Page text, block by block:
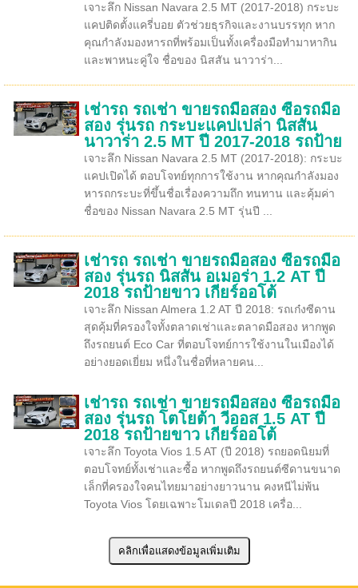
เจาะลึก Nissan Navara 2.5 MT (2017-2018) กระบะ
แคปติดตั้งแครี่บอย ตัวช่วยธุรกิจและงานบรรทุก หาก
คุณกำลังมองหารถที่พร้อมเป็นทั้งเครื่องมือทำมาหากิน
และพาหนะคู่ใจ ชื่อของ นิสสัน นาวาร่า...
เช่ารถ รถเช่า ขายรถมือสอง ซื้อรถมือ
สอง รุ่นรถ กระบะแคปเปล่า นิสสัน
นาวาร่า 2.5 MT ปี 2017-2018 รถป้าย
เจาะลึก Nissan Navara 2.5 MT (2017-2018): กระบะ
แคปเปิดได้ ตอบโจทย์ทุกการใช้งาน หากคุณกำลังมอง
หารถกระบะที่ขึ้นชื่อเรื่องความถึก ทนทาน และคุ้มค่า
ชื่อของ Nissan Navara 2.5 MT รุ่นปี ...
เช่ารถ รถเช่า ขายรถมือสอง ซื้อรถมือ
สอง รุ่นรถ นิสสัน อเมอร่า 1.2 AT ปี
2018 รถป้ายขาว เกียร์ออโต้
เจาะลึก Nissan Almera 1.2 AT ปี 2018: รถเก๋งซีดาน
สุดคุ้มที่ครองใจทั้งตลาดเช่าและตลาดมือสอง หากพูด
ถึงรถยนต์ Eco Car ที่ตอบโจทย์การใช้งานในเมืองได้
อย่างยอดเยี่ยม หนึ่งในชื่อที่หลายคน...
เช่ารถ รถเช่า ขายรถมือสอง ซื้อรถมือ
สอง รุ่นรถ โตโยต้า วีออส 1.5 AT ปี
2018 รถป้ายขาว เกียร์ออโต้
เจาะลึก Toyota Vios 1.5 AT (ปี 2018) รถยอดนิยมที่
ตอบโจทย์ทั้งเช่าและซื้อ หากพูดถึงรถยนต์ซีดานขนาด
เล็กที่ครองใจคนไทยมาอย่างยาวนาน คงหนีไม่พ้น
Toyota Vios โดยเฉพาะโมเดลปี 2018 เครื่อ...